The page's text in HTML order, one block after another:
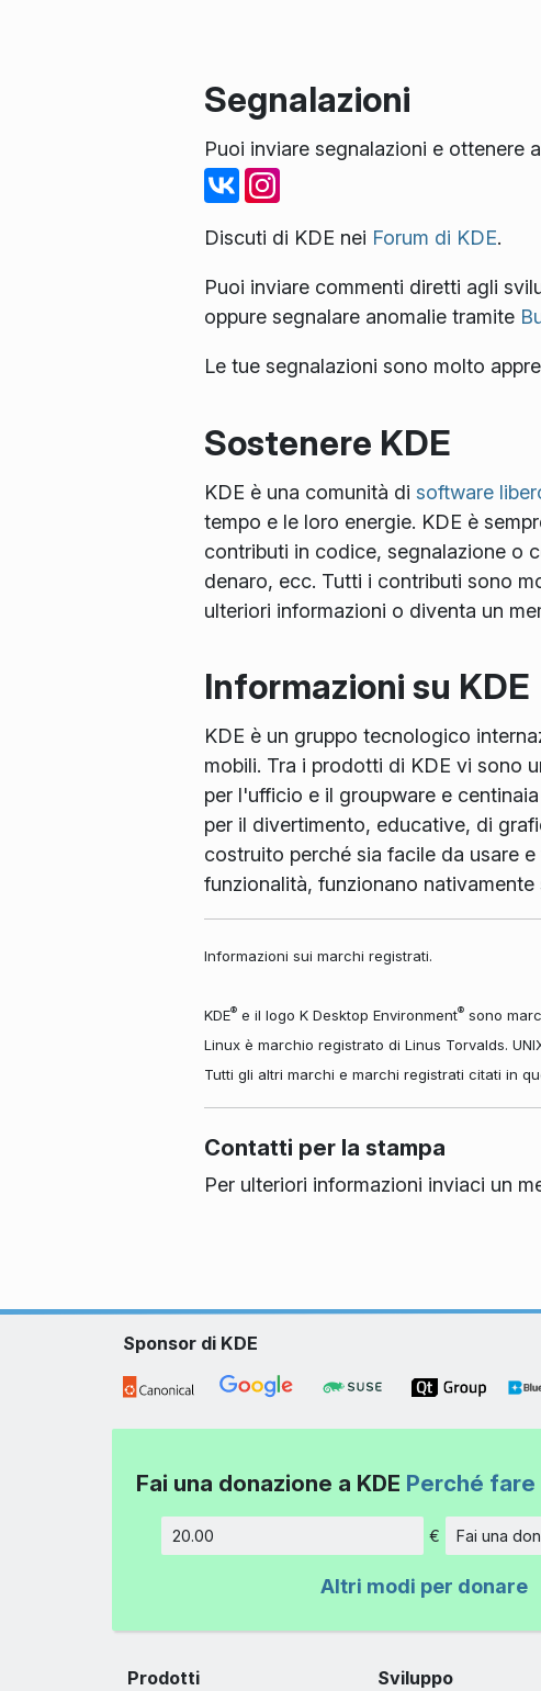
Segnalazioni
Puoi inviare segnalazioni e ottenere
Discuti di KDE nei Forum di KDE.
Puoi inviare commenti diretti agli
oppure segnalare anomalie tramite
Le tue segnalazioni sono molto
Sostenere KDE
KDE è una comunità di software
tempo e le loro energie. KDE è
contributi in codice, segnalazione o
denaro, ecc. Tutti i contributi sono
ulteriori informazioni o diventa un
Informazioni su KDE
KDE è un gruppo tecnologico
mobili. Tra i prodotti di KDE vi sono
per l'ufficio e il groupware e
per il divertimento, educative, di
costruito perché sia facile da usare
funzionalità, funzionano
Informazioni sui marchi registrati.
KDE®e il logo K Desktop Environment®sono
Linux è marchio registrato di Linus Torvalds.
Tutti gli altri marchi e marchi registrati citati in
Contatti per la stampa
Per ulteriori informazioni inviaci un
Sponsor di KDE
Fai una donazione a KDE Perché fare
Importo
€ Fai una
Altri modi per donare
Prodotti Sviluppo